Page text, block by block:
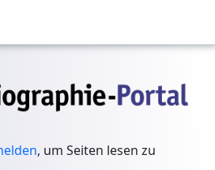
, um Seiten lesen zu